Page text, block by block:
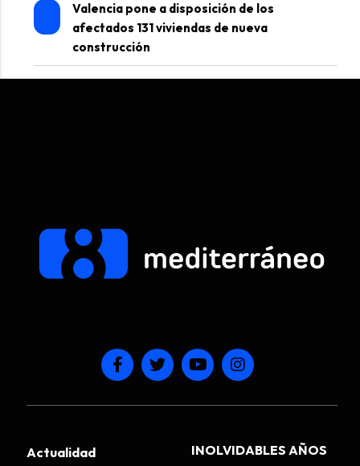
Valencia pone a disposición de los
afectados 131 viviendas de nueva
construcción
Actualidad
INOLVIDABLES AÑOS